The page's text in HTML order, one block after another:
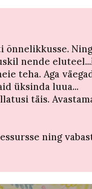
õnnelikkusse.
nende
teha. Aga
üksinda luua...
täis.
ning